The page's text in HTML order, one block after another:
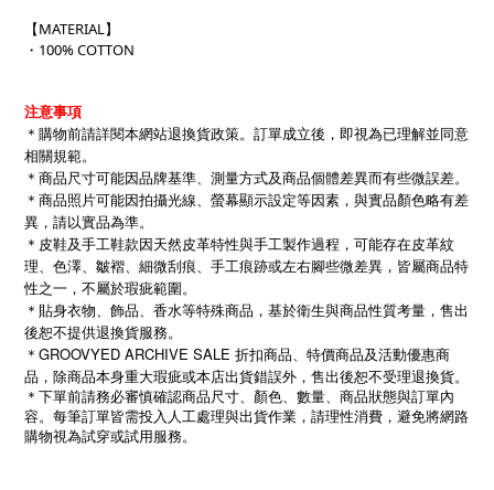
【MATERIAL】
・100% COTTON
注意事項
＊購物前請詳閱本網站退換貨政策。訂單成立後，即視為已理解並同意
相關規範。
＊商品尺寸可能因品牌基準、測量方式及商品個體差異而有些微誤差。
＊商品照片可能因拍攝光線、螢幕顯示設定等因素，與實品顏色略有差
異，請以實品為準。
＊皮鞋及手工鞋款因天然皮革特性與手工製作過程，可能存在皮革紋
理、色澤、皺褶、細微刮痕、手工痕跡或左右腳些微差異，皆屬商品特
性之一，不屬於瑕疵範圍。
＊貼身衣物、飾品、香水等特殊商品，基於衛生與商品性質考量，售出
後恕不提供退換貨服務。
＊GROOVYED ARCHIVE SALE 折扣商品、特價商品及活動優惠商
品，除商品本身重大瑕疵或本店出貨錯誤外，售出後恕不受理退換貨。
＊下單前請務必審慎確認商品尺寸、顏色、數量、商品狀態與訂單內
容。每筆訂單皆需投入人工處理與出貨作業，請理性消費，避免將網路
購物視為試穿或試用服務。